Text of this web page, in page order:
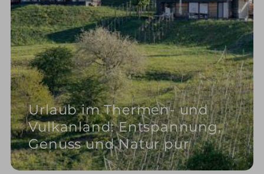
Urlaub im Thermen- und
Vulkanland: Entspannung,
Genuss und Natur pur